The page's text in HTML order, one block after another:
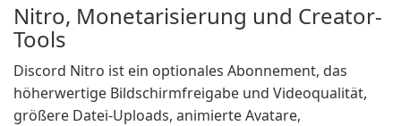
Nitro, Monetarisierung und Creator-
Tools
Discord Nitro ist ein optionales Abonnement, das
höherwertige Bildschirmfreigabe und Videoqualität,
größere Datei-Uploads, animierte Avatare,